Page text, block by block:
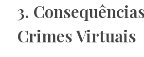
3.
Crimes Virtuais